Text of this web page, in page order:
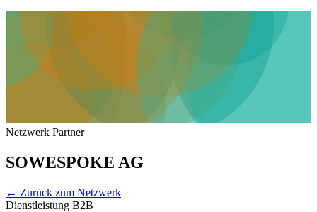
Netzwerk Partner
SOWESPOKE AG
← Zurück zum Netzwerk
Dienstleistung B2B